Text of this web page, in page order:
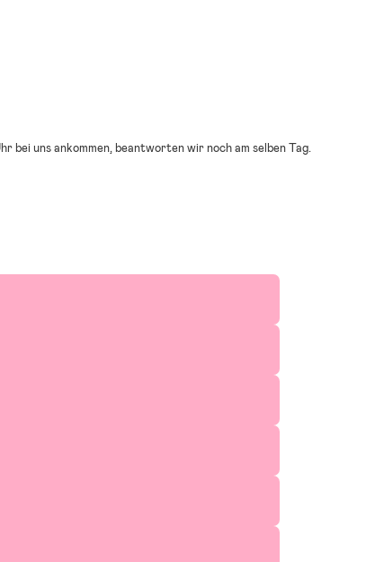
bei uns ankommen, beantworten wir noch am selben Tag.